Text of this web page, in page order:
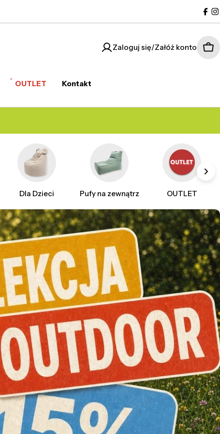
Zaloguj się/Załóż konto
OUTLET
Kontakt
Dla Dzieci Pufy na zewnątrz OUTLET